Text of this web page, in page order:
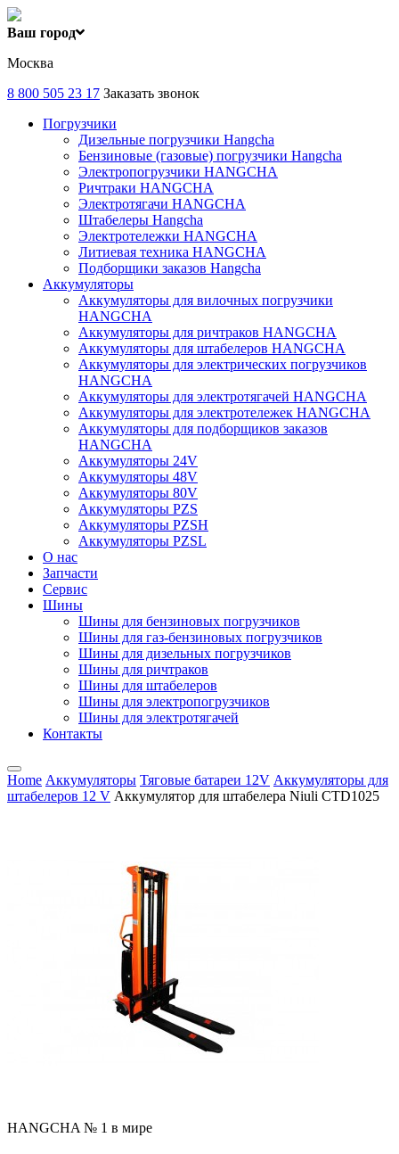
Ваш город
Москва
8 800 505 23 17 Заказать звонок
Погрузчики
Дизельные погрузчики Hangcha
Бензиновые (газовые) погрузчики Hangcha
Электропогрузчики HANGCHA
Ричтраки HANGCHA
Электротягачи HANGCHA
Штабелеры Hangcha
Электротележки HANGCHA
Литиевая техника HANGCHA
Подборщики заказов Hangcha
Аккумуляторы
Аккумуляторы для вилочных погрузчики
HANGCHA
Аккумуляторы для ричтраков HANGCHA
Аккумуляторы для штабелеров HANGCHA
Аккумуляторы для электрических погрузчиков
HANGCHA
Аккумуляторы для электротягачей HANGCHA
Аккумуляторы для электротележек HANGCHA
Аккумуляторы для подборщиков заказов
HANGCHA
Аккумуляторы 24V
Аккумуляторы 48V
Аккумуляторы 80V
Аккумуляторы PZS
Аккумуляторы PZSH
Аккумуляторы PZSL
О нас
Запчасти
Сервис
Шины
Шины для бензиновых погрузчиков
Шины для газ-бензиновых погрузчиков
Шины для дизельных погрузчиков
Шины для ричтраков
Шины для штабелеров
Шины для электропогрузчиков
Шины для электротягачей
Контакты
Home Аккумуляторы Тяговые батареи 12V Аккумуляторы для
штабелеров 12 V Аккумулятор для штабелера Niuli CTD1025
HANGCHA № 1 в мире